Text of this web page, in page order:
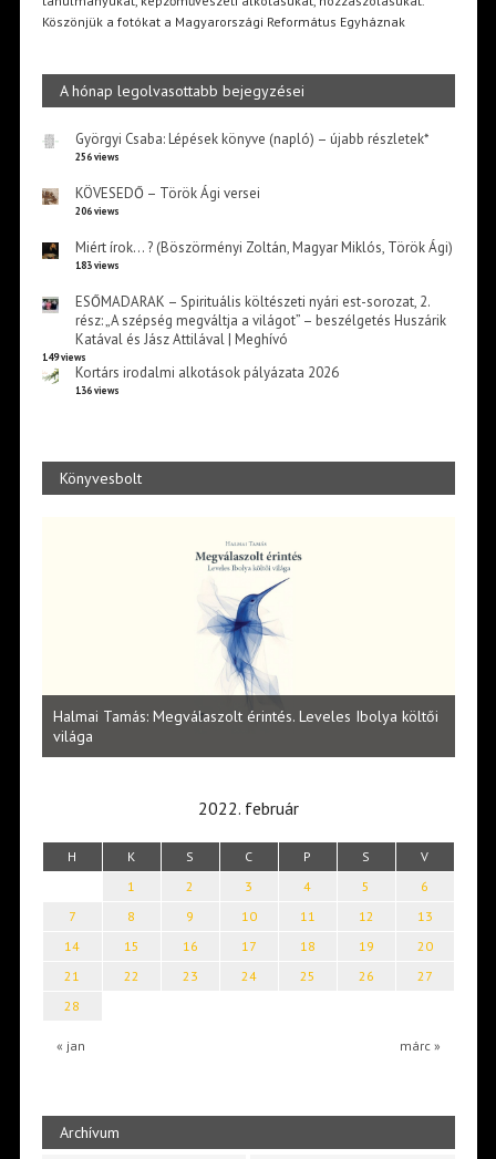
Köszönjük a fotókat a Magyarországi Református Egyháznak
A hónap legolvasottabb bejegyzései
Györgyi Csaba: Lépések könyve (napló) – újabb részletek*
256 views
KÖVESEDŐ – Török Ági versei
206 views
Miért írok… ? (Böszörményi Zoltán, Magyar Miklós, Török Ági)
183 views
ESŐMADARAK – Spirituális költészeti nyári est-sorozat, 2.
rész: „A szépség megváltja a világot” – beszélgetés Huszárik
Katával és Jász Attilával | Meghívó
149 views
Kortárs irodalmi alkotások pályázata 2026
136 views
Könyvesbolt
Halmai Tamás: Megválaszolt érintés. Leveles Ibolya költői
világa
2022. február
H K S C P S V
« jan márc »
1 2 3 4 5
6
7
8 9 10 11 12
13
14
15 16 17 18 19
20
21
22 23 24 25 26
27
28
Archívum